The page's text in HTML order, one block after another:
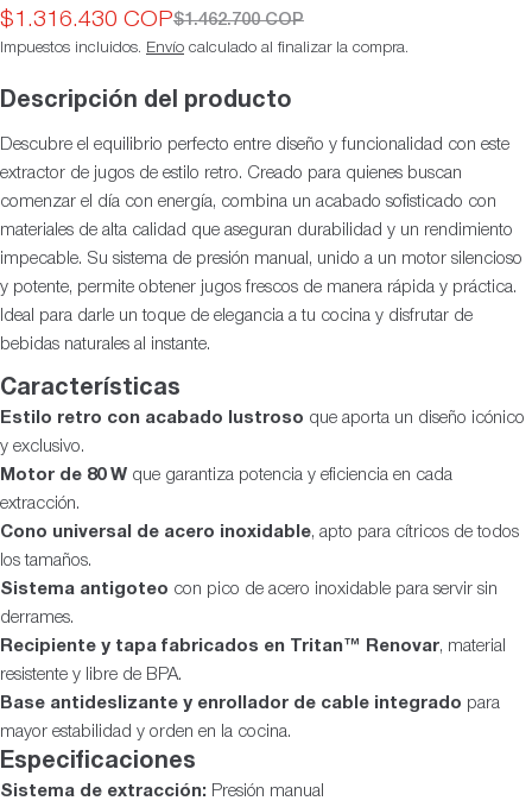
Precio
de
$1.316.430 COP
Precio
habitual
$1.462.700 COP
Impuestos incluidos. Envío calculado al finalizar la compra.
Descripción del producto
Descubre el equilibrio perfecto entre diseño y funcionalidad con este
extractor de jugos de estilo retro. Creado para quienes buscan
comenzar el día con energía, combina un acabado sofisticado con
materiales de alta calidad que aseguran durabilidad y un rendimiento
impecable. Su sistema de presión manual, unido a un motor silencioso
y potente, permite obtener jugos frescos de manera rápida y práctica.
Ideal para darle un toque de elegancia a tu cocina y disfrutar de
bebidas naturales al instante.
Características
Estilo retro con acabado lustroso que aporta un diseño icónico
y exclusivo.
Motor de 80 W que garantiza potencia y eficiencia en cada
extracción.
Cono universal de acero inoxidable, apto para cítricos de todos
los tamaños.
Sistema antigoteo con pico de acero inoxidable para servir sin
derrames.
Recipiente y tapa fabricados en Tritan™ Renovar, material
resistente y libre de BPA.
Base antideslizante y enrollador de cable integrado para
mayor estabilidad y orden en la cocina.
Especificaciones
Sistema de extracción: Presión manual